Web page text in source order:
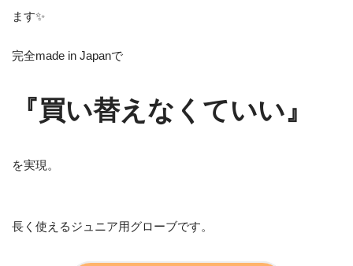
ます✨
完全made in Japanで
『買い替えなくていい』
を実現。
長く使えるジュニア用グローブです。